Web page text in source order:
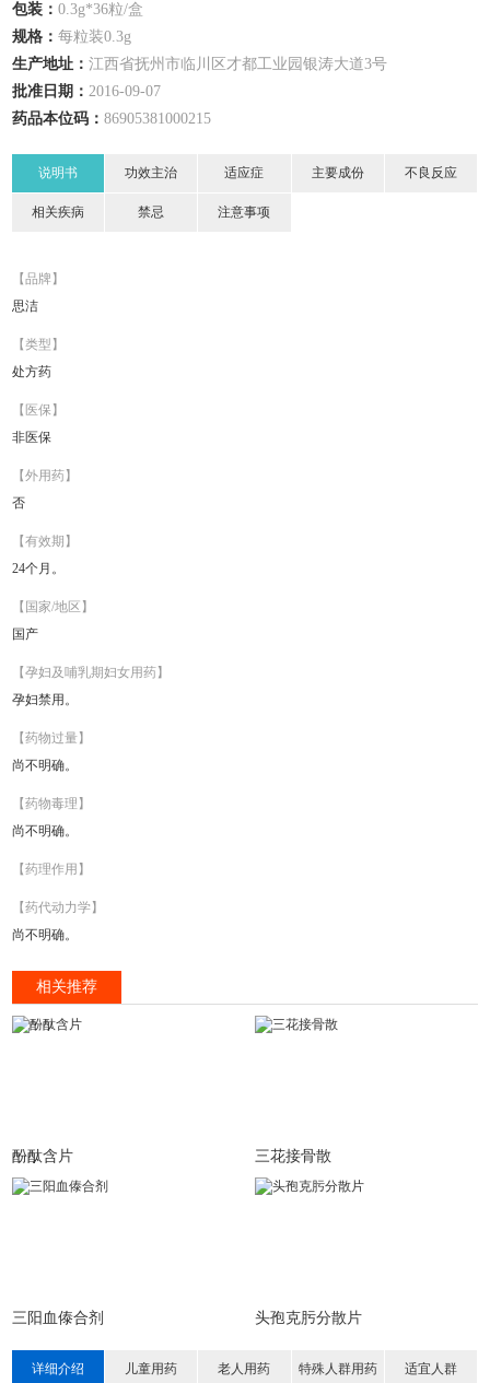
包装：0.3g*36粒/盒
规格：每粒装0.3g
生产地址：江西省抚州市临川区才都工业园银涛大道3号
批准日期：2016-09-07
药品本位码：86905381000215
说明书 功效主治 适应症 主要成份 不良反应
相关疾病 禁忌 注意事项
【品牌】
思洁
【类型】
处方药
【医保】
非医保
【外用药】
否
【有效期】
24个月。
【国家/地区】
国产
【孕妇及哺乳期妇女用药】
孕妇禁用。
【药物过量】
尚不明确。
【药物毒理】
尚不明确。
【药理作用】
【药代动力学】
尚不明确。
相关推荐
酚酞含片 三花接骨散
三阳血傣合剂 头孢克肟分散片
详细介绍 儿童用药 老人用药 特殊人群用药 适宜人群